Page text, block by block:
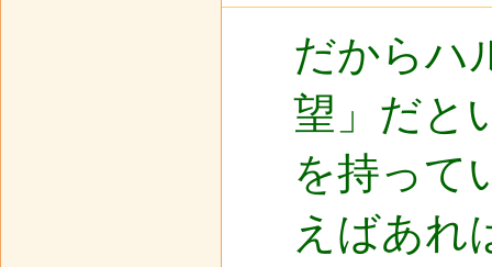
だからハ
望」だと
を持って
えばあれ